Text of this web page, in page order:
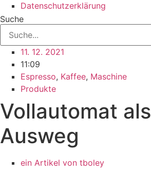
Datenschutzerklärung
Suche
11. 12. 2021
11:09
Espresso, Kaffee, Maschine
Produkte
Vollautomat als
Ausweg
ein Artikel von tboley